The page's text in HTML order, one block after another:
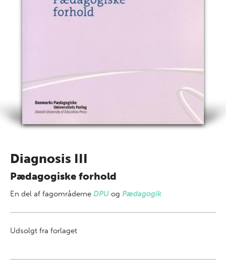
Diagnosis III
Pædagogiske forhold
En del af fagområderne DPU og Pædagogik
Udsolgt fra forlaget